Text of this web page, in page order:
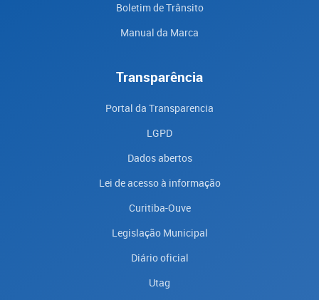
Boletim de Trânsito
Manual da Marca
Transparência
Portal da Transparencia
LGPD
Dados abertos
Lei de acesso à informação
Curitiba-Ouve
Legislação Municipal
Diário oficial
Utag